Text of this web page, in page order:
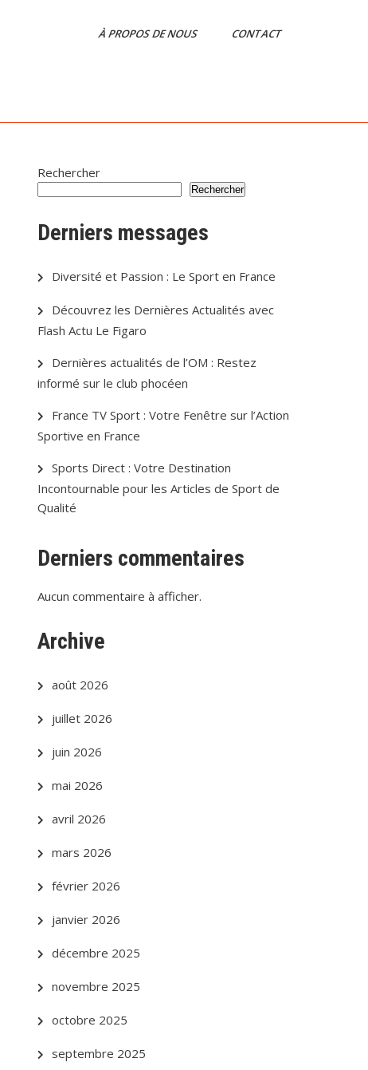
À PROPOS DE NOUS CONTACT
Rechercher
Rechercher
Derniers messages
Diversité et Passion : Le Sport en France
Découvrez les Dernières Actualités avec
Flash Actu Le Figaro
Dernières actualités de l’OM : Restez
informé sur le club phocéen
France TV Sport : Votre Fenêtre sur l’Action
Sportive en France
Sports Direct : Votre Destination
Incontournable pour les Articles de Sport de
Qualité
Derniers commentaires
Aucun commentaire à afficher.
Archive
août 2026
juillet 2026
juin 2026
mai 2026
avril 2026
mars 2026
février 2026
janvier 2026
décembre 2025
novembre 2025
octobre 2025
septembre 2025